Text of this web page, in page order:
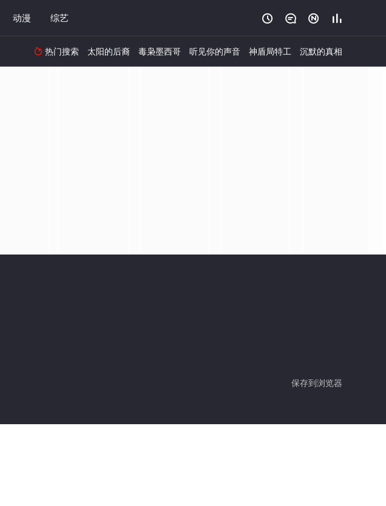
动漫 综艺    
 热门搜索 太阳的后裔 毒枭墨西哥 听见你的声音 神盾局特工 沉默的真相
保存到浏览器